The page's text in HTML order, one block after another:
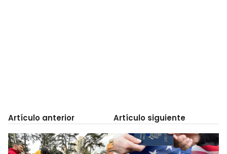
Artículo anterior Artículo siguiente